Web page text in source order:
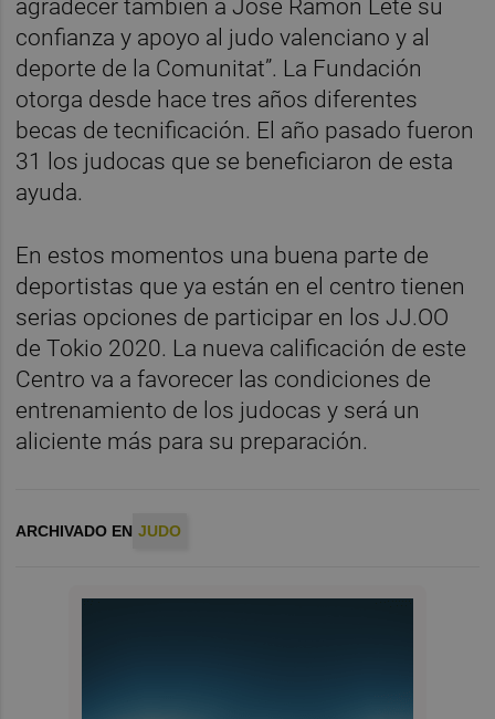
agradecer también a José Ramón Lete su
confianza y apoyo al judo valenciano y al
deporte de la Comunitat”. La Fundación
otorga desde hace tres años diferentes
becas de tecnificación. El año pasado fueron
31 los judocas que se beneficiaron de esta
ayuda.
En estos momentos una buena parte de
deportistas que ya están en el centro tienen
serias opciones de participar en los JJ.OO
de Tokio 2020. La nueva calificación de este
Centro va a favorecer las condiciones de
entrenamiento de los judocas y será un
aliciente más para su preparación.
ARCHIVADO EN JUDO